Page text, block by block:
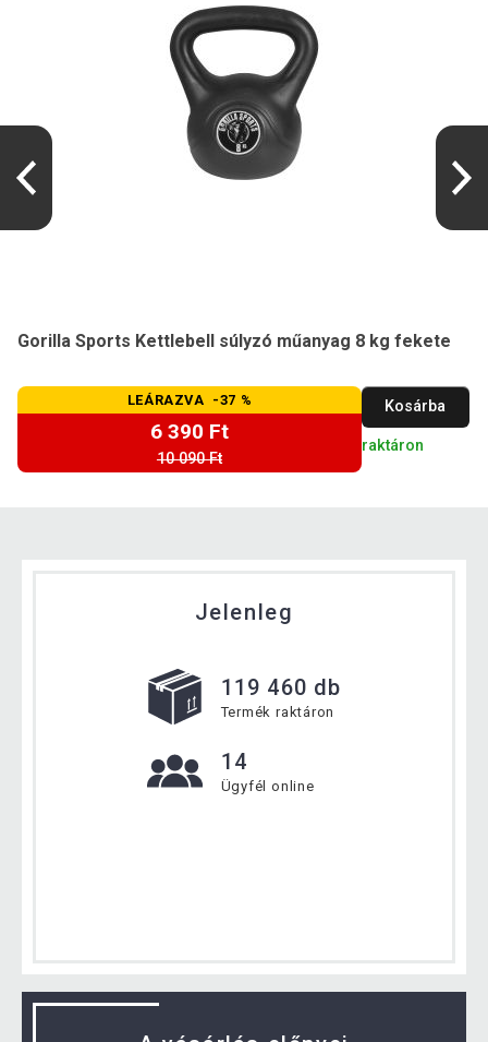
Gorilla Sports Kettlebell súlyzó műanyag 8 kg fekete
LEÁRAZVA -37 %
6 390 Ft
10 090 Ft
Kosárba
raktáron
Jelenleg
119 460 db
Termék raktáron
14
Ügyfél online